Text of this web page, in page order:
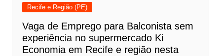
Recife e Região (PE)
Vaga de Emprego para Balconista sem
experiência no supermercado Ki
Economia em Recife e região nesta